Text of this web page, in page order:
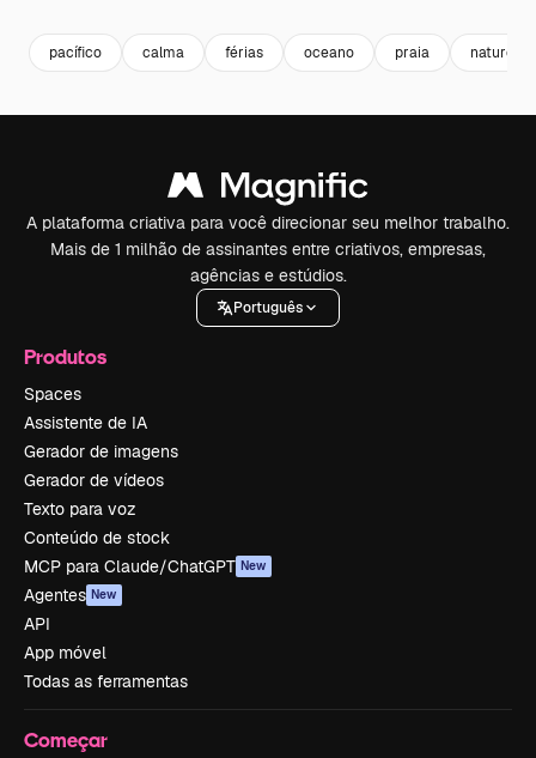
pacífico calma férias oceano praia natureza
A plataforma criativa para você direcionar seu melhor trabalho.
Mais de 1 milhão de assinantes entre criativos, empresas,
agências e estúdios.
Português
Produtos
Spaces
Assistente de IA
Gerador de imagens
Gerador de vídeos
Texto para voz
Conteúdo de stock
MCP para Claude/ChatGPT New
Agentes New
API
App móvel
Todas as ferramentas
Começar